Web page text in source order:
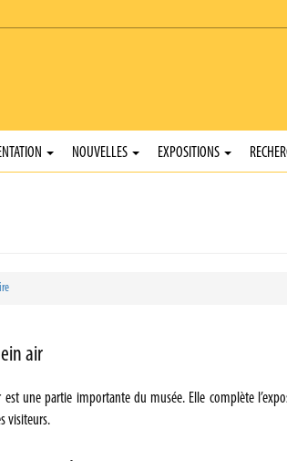
NOUVELLES EXPOSITIONS
air
est une partie importante du musée. Elle complète
visiteurs.